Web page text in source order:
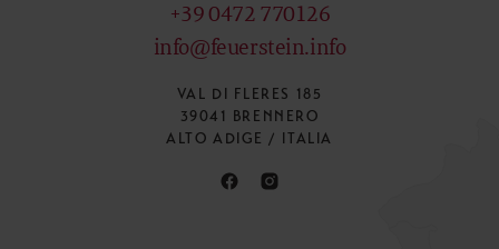
+39 0472 770126
info@feuerstein.info
VAL DI FLERES 185
39041 BRENNERO
ALTO ADIGE / ITALIA